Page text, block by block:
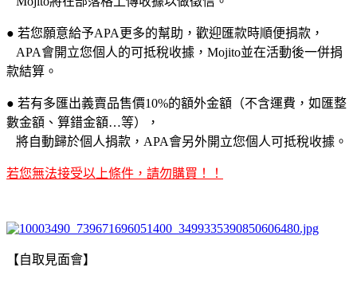
● 若您願意給予APA更多的幫助，歡迎匯款時順便捐款，
APA會開立您個人的可抵稅收據，Mojito並在活動後一併捐
款結算。
● 若有多匯出義賣品售價10%的額外金額（不含運費，如匯整
數金額、算錯金額…等），
將自動歸於個人捐款，APA會另外開立您個人可抵稅收據。
若您無法接受以上條件，請勿購買！！
【自取見面會】